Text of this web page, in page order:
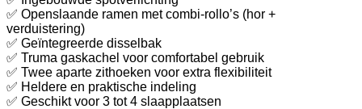
✅ Openslaande ramen met combi-rollo’s (hor +
verduistering)
✅ Geïntegreerde disselbak
✅ Truma gaskachel voor comfortabel gebruik
✅ Twee aparte zithoeken voor extra flexibiliteit
✅ Heldere en praktische indeling
✅ Geschikt voor 3 tot 4 slaapplaatsen